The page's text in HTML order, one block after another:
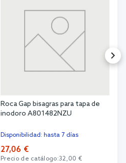
Roca Gap bisagras para tapa de
inodoro A801482NZU
Disponibilidad: hasta 7 días
27,06 €
Precio de catálogo:32,00 €